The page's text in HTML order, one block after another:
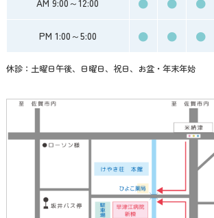
AM 9:00～12:00
PM 1:00～5:00 ● ● ●
休診：土曜日午後、日曜日、祝日、お盆・年末年始